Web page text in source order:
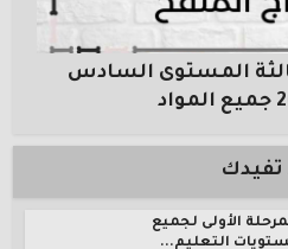
المستوى السادس
تفيدك
الأولى لجميع
التعليم...